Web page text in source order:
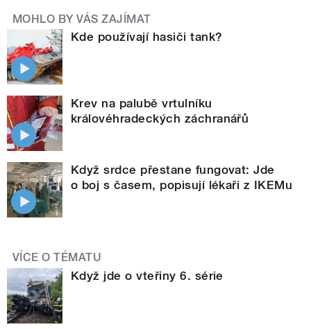
MOHLO BY VÁS ZAJÍMAT
Kde používají hasiči tank?
Krev na palubě vrtulníku
královéhradeckých záchranářů
Když srdce přestane fungovat: Jde
o boj s časem, popisují lékaři z IKEMu
VÍCE O TÉMATU
Když jde o vteřiny 6. série